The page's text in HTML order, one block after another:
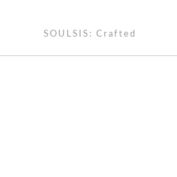
SOULSIS: Crafted